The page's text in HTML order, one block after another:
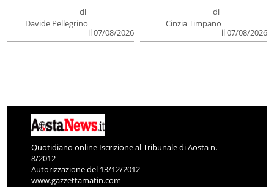
di
Davide Pellegrino
il 07/08/2026
di
Cinzia Timpano
il 07/08/2026
Quotidiano online Iscrizione al Tribunale di Aosta n.
8/2012
Autorizzazione del 13/12/2012
www.gazzettamatin.com